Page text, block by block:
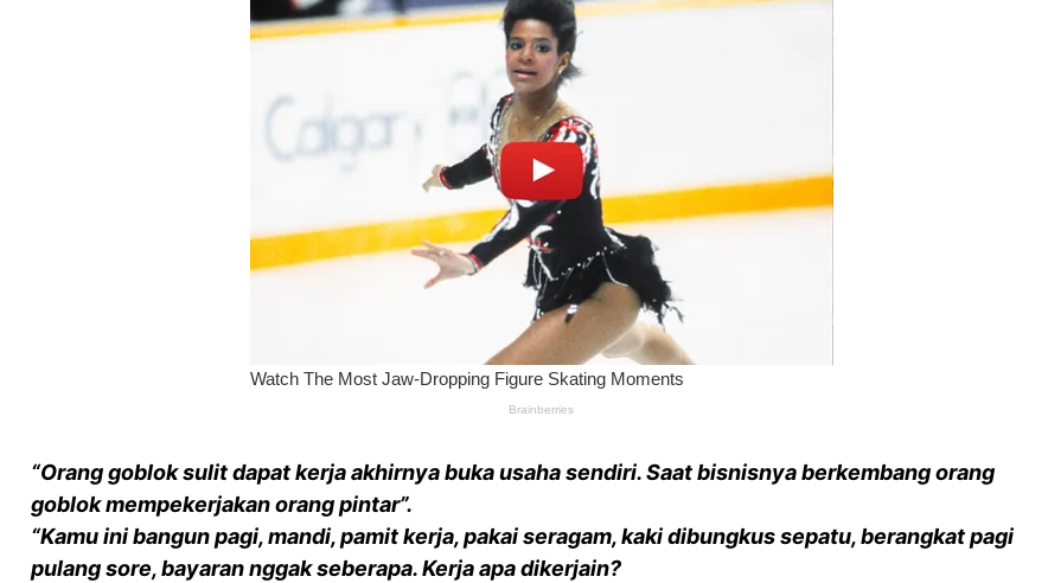
“Orang goblok sulit dapat kerja akhirnya buka usaha sendiri. Saat bisnisnya berkembang orang
goblok mempekerjakan orang pintar”.
“Kamu ini bangun pagi, mandi, pamit kerja, pakai seragam, kaki dibungkus sepatu, berangkat pagi
pulang sore, bayaran nggak seberapa. Kerja apa dikerjain?